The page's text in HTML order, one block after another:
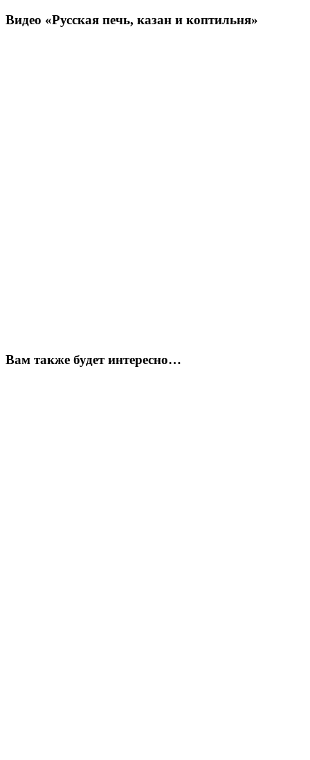
Видео «Русская печь, казан и коптильня»
Вам также будет интересно…